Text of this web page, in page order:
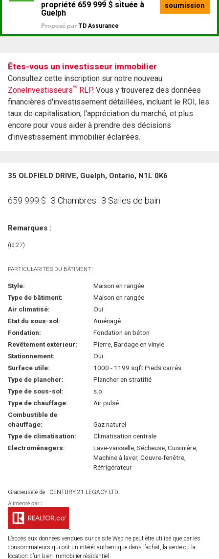
Êtes-vous un investisseur immobilier
Consultez cette inscription sur notre nouveau
ZoneInvestisseursMC RLP. Vous y trouverez des données
financières d'investissement détaillées, incluant le ROI, les
taux de capitalisation, l'appréciation du marché, et plus
encore pour vous aider à prendre des décisions
d'investissement immobilier éclairées.
35 OLDFIELD DRIVE, Guelph, Ontario, N1L 0K6
659 999 $ 3 Chambres 3 Salles de bain
Remarques :
(id:27)
PARTICULARITÉS DU BÂTIMENT :
Style:
Maison en rangée
Type de bâtiment:
Maison en rangée
Air climatisé:
Oui
État du sous-sol:
Aménagé
Fondation:
Fondation en béton
Revêtement extérieur:
Pierre, Bardage en vinyle
Stationnement:
Oui
Surface utile:
1000 - 1199 sqft Pieds carrés
Type de plancher:
Plancher en stratifié
Type de sous-sol:
s.o.
Type de chauffage:
Air pulsé
Combustible de
chauffage:
Gaz naturel
Type de climatisation:
Climatisation centrale
Électroménagers:
Lave-vaisselle, Sécheuse, Cuisinière,
Machine à laver, Couvre-fenêtre,
Réfrigérateur
Gracieuseté de : CENTURY 21 LEGACY LTD.
L’accès aux données vendues sur ce site Web ne peut être utilisé que par les
consommateurs qui ont un intérêt authentique dans l’achat, la vente ou la
location d’un bien immobilier résidentiel.